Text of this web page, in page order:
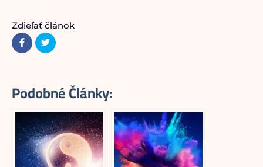
Zdieľať článok
Podobné Články: